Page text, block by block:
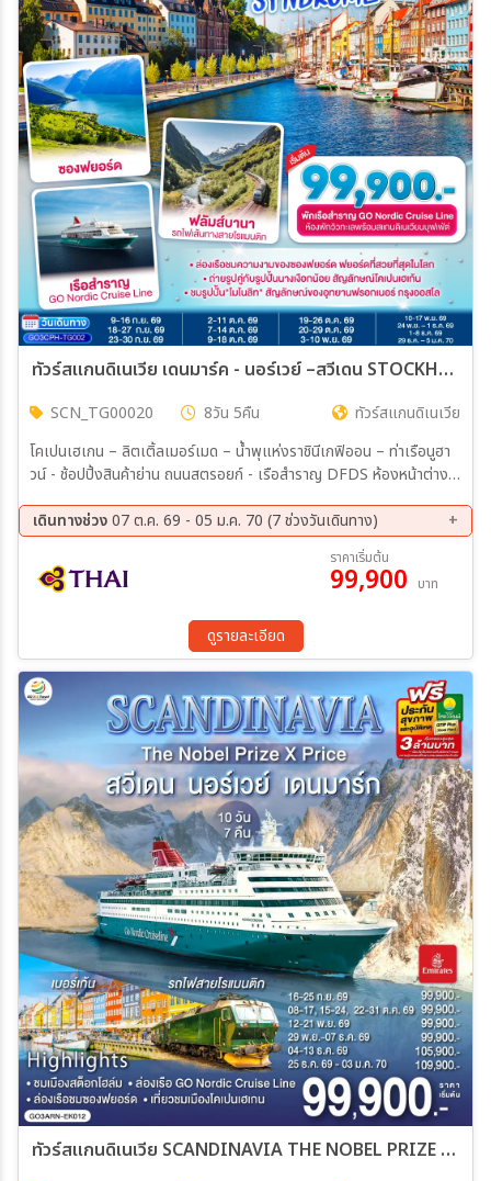
ทัวร์สแกนดิเนเวีย เดนมาร์ค - นอร์เวย์ –สวีเดน STOCKHOLM SYNDROME SCANDINAVIA 8วัน 5คืน (TG)
SCN_TG00020 8วัน 5คืน
ทัวร์สแกนดิเนเวีย
โคเปนเฮเกน – ลิตเติ้ลเมอร์เมด – น้ำพุแห่งราชินีเกฟิออน – ท่าเรือนูฮา
วน์ - ช้อปปิ้งสินค้าย่าน ถนนสตรอยก์ - เรือสำราญ DFDS ห้องหน้าต่าง
– ฟลัม – ล่องเรือชมความงามของซองฟยอร์ด – รถไฟสายโรแมนติก
ฟลัมส์บาน่า - น้ำตกจอสฟอสเซ่น - ออสโล - ศาลาว่าการเมืองออสโล -
ออสโลโอเปราเฮ้าส์ - ลานกระโดดสกี โฮเมนโคเล่น - คาร์ลสตัท- สต๊อก
โฮล์ม - ศาลาว่าการเมืองสต๊อกโฮล์ม - กัมลาสตัน
เดินทางช่วง07 ต.ค. 69 - 05 ม.ค. 70 (7 ช่วงวันเดินทาง)
19 ต.ค. 69 - 26 ต.ค. 69
03 พ.ย. 69 - 10 พ.ย. 69
10 พ.ย. 69 - 17 พ.ย. 69
24 พ.ย. 69 - 01 ธ.ค. 69
01 ธ.ค. 69 - 08 ธ.ค. 69
ราคาเริ่มต้น
99,900 บาท
ดูรายละเอียด
ทัวร์สแกนดิเนเวีย SCANDINAVIA THE NOBEL PRIZE X PRICE สวีเดน นอร์เวย์ เดนมาร์ก 10วัน 7คืน (EK)